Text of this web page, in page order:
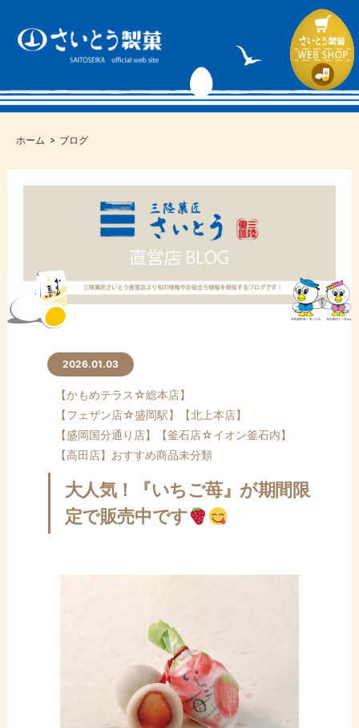
ホーム ブログ
2026.01.03
【かもめテラス☆総本店】
【フェザン店☆盛岡駅】
【北上本店】
【盛岡国分通り店】
【釜石店☆イオン釜石内】
【高田店】 おすすめ商品未分類
大人気！『いちご苺』が期間限
定で販売中です